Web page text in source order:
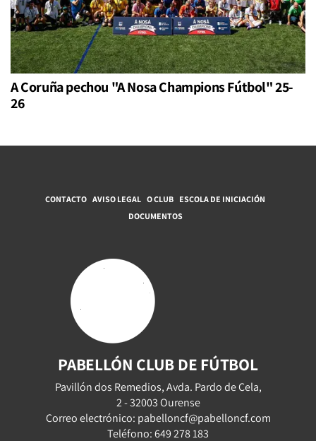
A Coruña pechou "A Nosa Champions Fútbol" 25-
26
CONTACTO AVISO LEGAL O CLUB ESCOLA DE INICIACIÓN
DOCUMENTOS
PABELLÓN CLUB DE FÚTBOL
Pavillón dos Remedios, Avda. Pardo de Cela,
2 - 32003 Ourense
Correo electrónico: pabelloncf@pabelloncf.com
Teléfono: 649 278 183